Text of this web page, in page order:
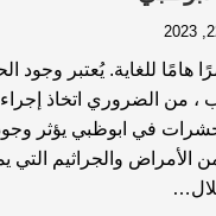
هامًا للغاية. يُعتبر وجود
، من الضروري اتخاذ
في ابوظبي يؤثر
الأمراض والجراثيم